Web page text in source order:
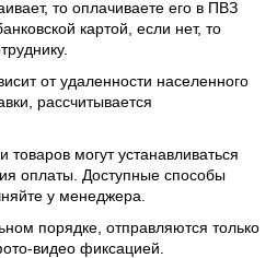
то оплачиваете его в ПВЗ
картой, если нет, то
от удаленности населенного
рассчитывается
товаров могут устанавливаться
оплаты. Доступные способы
у менеджера.
порядке, отправляются только
видео фиксацией.